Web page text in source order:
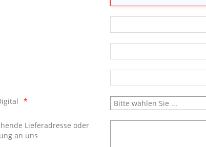
Lieferadresse oder
an uns